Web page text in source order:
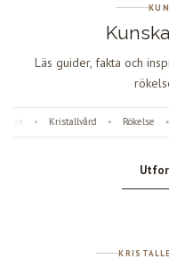
Läs guider, fakta och
• Kristallvård • Rökelse •